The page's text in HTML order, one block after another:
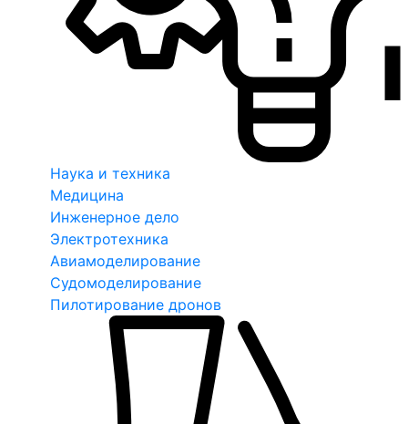
Наука и техника
Медицина
Инженерное дело
Электротехника
Авиамоделирование
Судомоделирование
Пилотирование дронов